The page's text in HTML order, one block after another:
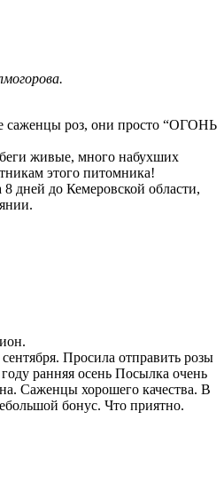
саженцы роз, они просто “ОГОНЬ
живые, много набухших
этого питомника!
дней до Кемеровской области,
сентября. Просила отправить розы
ранняя осень Посылка очень
Саженцы хорошего качества. В
бонус. Что приятно.